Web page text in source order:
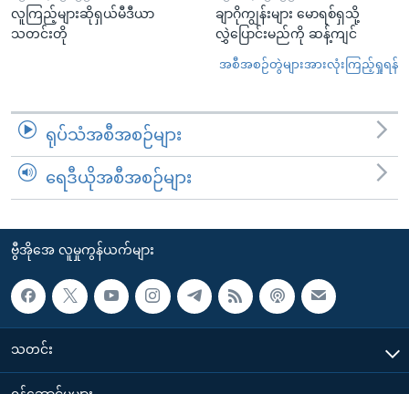
လူကြည့်များဆိုရှယ်မီဒီယာ
သတင်းတို
ချာဂိုကျွန်းများ မောရစ်ရှသို့
လွှဲပြောင်းမည်ကို ဆန့်ကျင်
အစီအစဉ်တွဲများအားလုံးကြည့်ရှုရန်
ရုပ်သံအစီအစဉ်များ
ရေဒီယိုအစီအစဉ်များ
ဗွီအိုအေ လူမှုကွန်ယက်များ
သတင်း